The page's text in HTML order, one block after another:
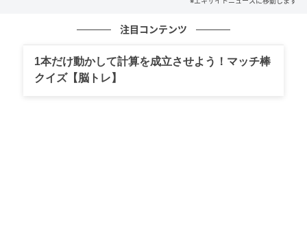
注目コンテンツ
1本だけ動かして計算を成立させよう！マッチ棒
クイズ【脳トレ】